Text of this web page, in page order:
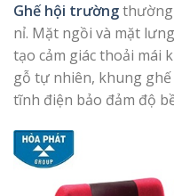
Ghế hội trườngthường
nỉ. Mặt ngồi và mặt
tạo cảm giác thoải mái
gỗ tự nhiên, khung
tĩnh điện bảo đảm độ